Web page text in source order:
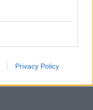
Privacy Policy